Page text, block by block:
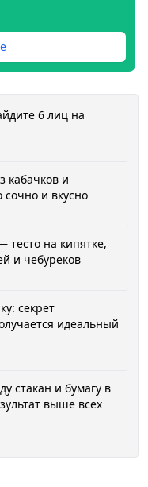
6 лиц на
кабачков и
и вкусно
на кипятке,
и чебуреков
секрет
идеальный
стакан и бумагу в
выше всех